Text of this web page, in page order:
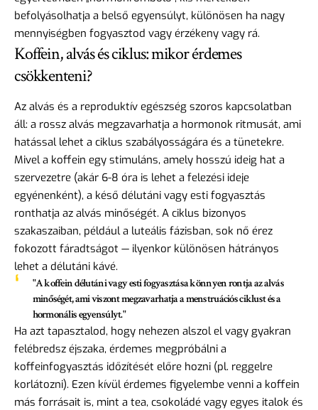
befolyásolhatja a belső egyensúlyt, különösen ha nagy
mennyiségben fogyasztod vagy érzékeny vagy rá.
Koffein, alvás és ciklus: mikor érdemes
csökkenteni?
Az alvás és a reproduktív egészség szoros kapcsolatban
áll: a rossz alvás megzavarhatja a hormonok ritmusát, ami
hatással lehet a ciklus szabályosságára és a tünetekre.
Mivel a koffein egy stimuláns, amely hosszú ideig hat a
szervezetre (akár 6-8 óra is lehet a felezési ideje
egyénenként), a késő délutáni vagy esti fogyasztás
ronthatja az alvás minőségét. A ciklus bizonyos
szakaszaiban, például a luteális fázisban, sok nő érez
fokozott fáradtságot — ilyenkor különösen hátrányos
lehet a délutáni kávé.
"A koffein délutáni vagy esti fogyasztása könnyen rontja az alvás
minőségét, ami viszont megzavarhatja a menstruációs ciklust és a
hormonális egyensúlyt."
Ha azt tapasztalod, hogy nehezen alszol el vagy gyakran
felébredsz éjszaka, érdemes megpróbálni a
koffeinfogyasztás időzítését előre hozni (pl. reggelre
korlátozni). Ezen kívül érdemes figyelembe venni a koffein
más forrásait is, mint a tea, csokoládé vagy egyes italok és